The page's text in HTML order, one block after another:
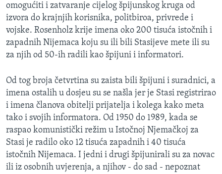
omogućiti i zatvaranje cijelog špijunskog kruga od
izvora do krajnjih korisnika, politbiroa, privrede i
vojske. Rosenholz krije imena oko 200 tisuća istočnih i
zapadnih Nijemaca koju su ili bili Stasijeve mete ili su
za njih od 50-ih radili kao špijuni i informatori.
Od tog broja četvrtina su zaista bili špijuni i suradnici, a
imena ostalih u dosjeu su se našla jer je Stasi registrirao
i imena članova obitelji prijatelja i kolega kako meta
tako i svojih informatora. Od 1950 do 1989, kada se
raspao komunistički režim u Istočnoj Njemačkoj za
Stasi je radilo oko 12 tisuća zapadnih i 40 tisuća
istočnih Nijemaca. I jedni i drugi špijunirali su za novac
ili iz osobnih uvjerenja, a njihov - do sad - nepoznat